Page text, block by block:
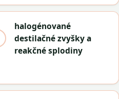
halogénované
destilačné zvyšky a
reakčné splodiny